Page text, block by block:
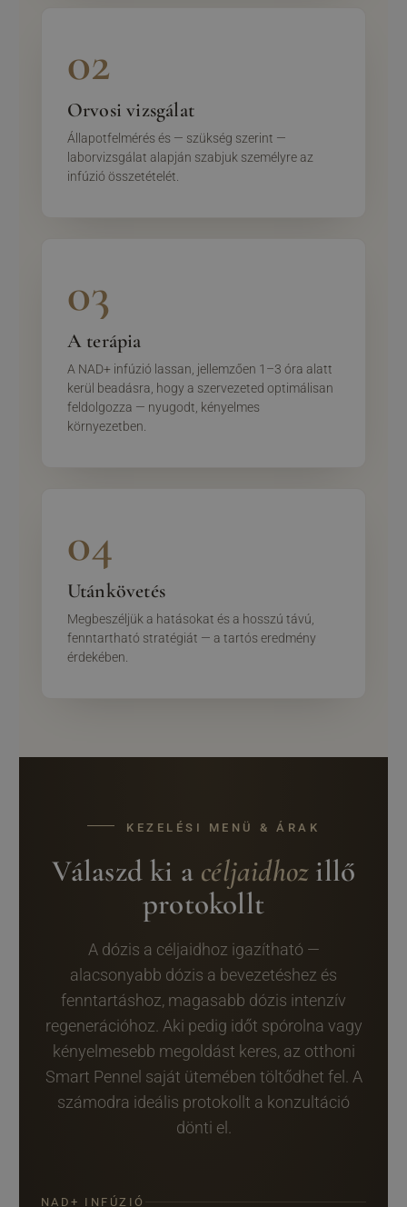
02
Orvosi vizsgálat
Állapotfelmérés és — szükség szerint —
laborvizsgálat alapján szabjuk személyre az
infúzió összetételét.
03
A terápia
A NAD+ infúzió lassan, jellemzően 1–3 óra alatt
kerül beadásra, hogy a szervezeted optimálisan
feldolgozza — nyugodt, kényelmes
környezetben.
04
Utánkövetés
Megbeszéljük a hatásokat és a hosszú távú,
fenntartható stratégiát — a tartós eredmény
érdekében.
KEZELÉSI MENÜ & ÁRAK
Válaszd ki a céljaidhozillő
protokollt
A dózis a céljaidhoz igazítható —
alacsonyabb dózis a bevezetéshez és
fenntartáshoz, magasabb dózis intenzív
regenerációhoz. Aki pedig időt spórolna vagy
kényelmesebb megoldást keres, az otthoni
Smart Pennel saját ütemében töltődhet fel. A
számodra ideális protokollt a konzultáció
dönti el.
NAD+ INFÚZIÓ